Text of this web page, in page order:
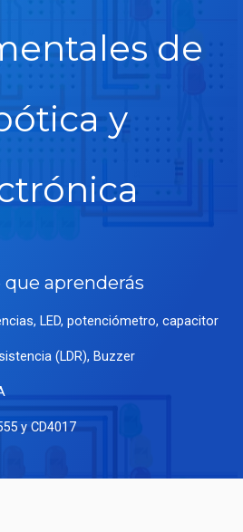
de
y
aprenderás
LED, potenciómetro, capacitor
(LDR), Buzzer
y CD4017